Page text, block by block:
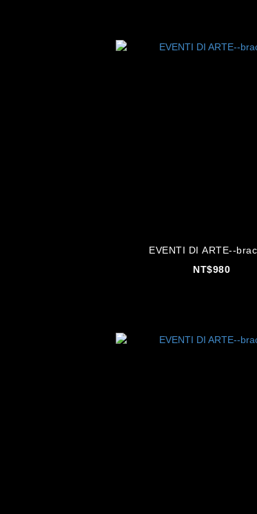
EVENTI DI ARTE--
NT$980